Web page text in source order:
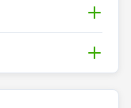
para fornecer
o ano de